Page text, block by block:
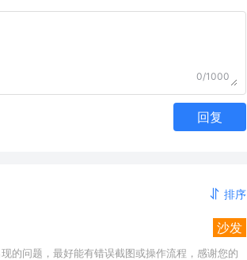
0/1000
回复
排序
沙发
的问题，最好能有错误截图或操作流程，感谢您的